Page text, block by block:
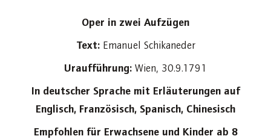
Oper in zwei Aufzügen
Text: Emanuel Schikaneder
Uraufführung: Wien, 30.9.1791
In deutscher Sprache mit Erläuterungen auf
Englisch, Französisch, Spanisch, Chinesisch
Empfohlen für Erwachsene und Kinder ab 8